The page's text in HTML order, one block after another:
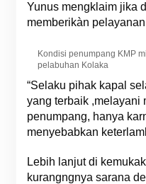
Yunus mengklaim jika
memberikàn
Kondisi penumpang KMP
pelabuhan Kolaka
“Selaku pihak kapal
yang terbaik ,melayani
penumpang, hanya
menyebabkan
Lebih lanjut di
kurangngnya sarana